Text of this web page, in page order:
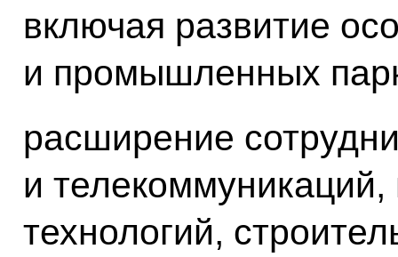
включая развитие
и промышленных
расширение
и
технологий,